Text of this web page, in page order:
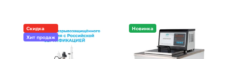
Скидка
Хит продаж
Новинка